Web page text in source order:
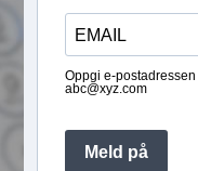
Oppgi e-
abc@xyz.com
Meld på